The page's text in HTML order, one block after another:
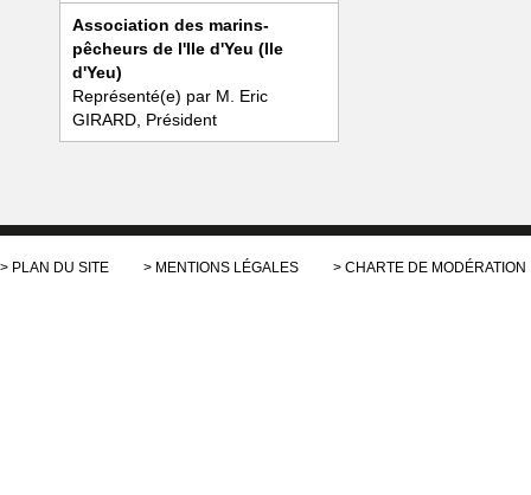
Association des marins-
pêcheurs de l'Ile d'Yeu (Ile
d'Yeu)
Représenté(e) par M. Eric
GIRARD, Président
PLAN DU SITE MENTIONS LÉGALES CHARTE DE MODÉRATION